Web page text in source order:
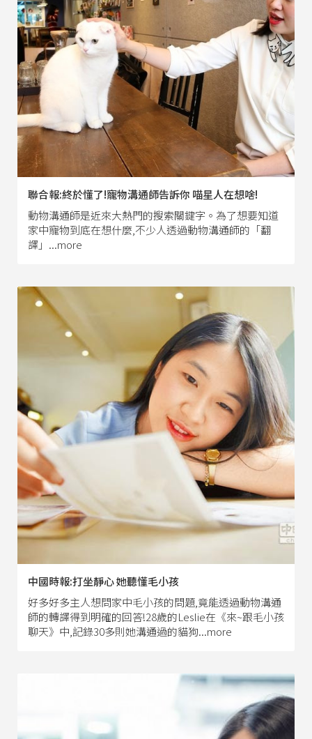
聯合報:終於懂了!寵物溝通師告訴你 喵星人在想啥!
動物溝通師是近來大熱門的搜索關鍵字。為了想要知道
家中寵物到底在想什麼,不少人透過動物溝通師的「翻
譯」...more
中國時報:打坐靜心 她聽懂毛小孩
好多好多主人想問家中毛小孩的問題,竟能透過動物溝通
師的轉譯得到明確的回答!28歲的Leslie在《來~跟毛小孩
聊天》中,記錄30多則她溝通過的貓狗...more